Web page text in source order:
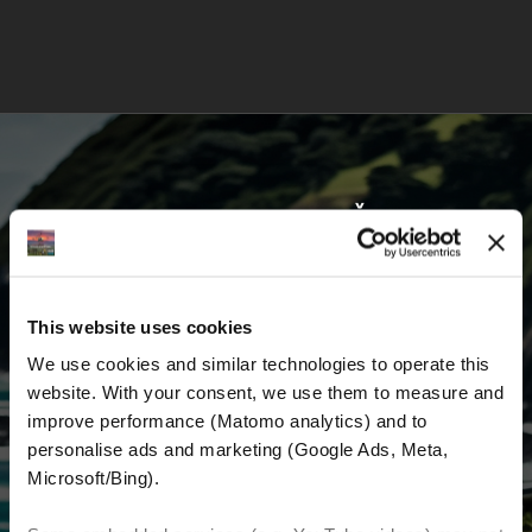
This website uses cookies
We use cookies and similar technologies to operate this
website. With your consent, we use them to measure and
improve performance (Matomo analytics) and to
personalise ads and marketing (Google Ads, Meta,
Microsoft/Bing).
VOZITE S NAMA I KRENITE ŽIVETI SVOJ
Prvi saznajte najnovije vijesti, najbolje ponude
i detaljne informacije o nama i svemu
vezanom uz motociklizam diljem svijeta.
E-mail*